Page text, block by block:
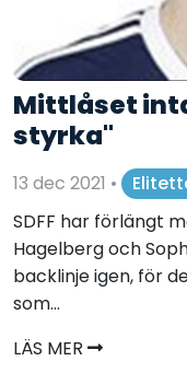
Mittlåset
styrka"
13 dec 2021 •
SDFF har förlängt
Hagelberg och
backlinje igen, för
som...
LÄS MER